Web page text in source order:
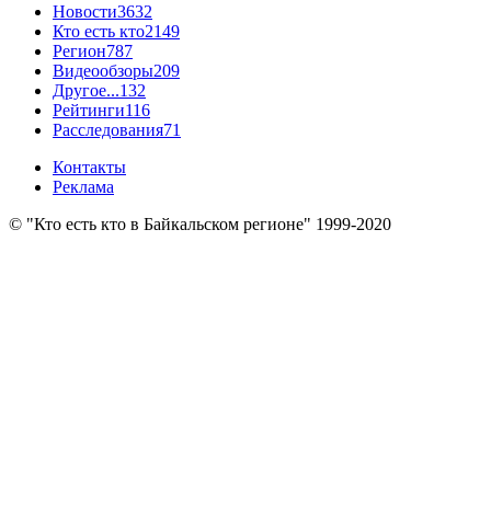
Новости3632
Кто есть кто2149
Регион787
Видеообзоры209
Другое...132
Рейтинги116
Расследования71
Контакты
Реклама
© "Кто есть кто в Байкальском регионе" 1999-2020